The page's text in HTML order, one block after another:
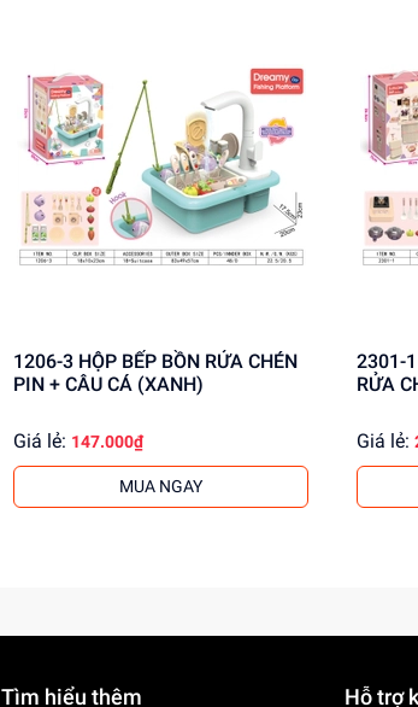
1206-3 HỘP BẾP BỒN RỬA CHÉN
PIN + CÂU CÁ (XANH)
Giá lẻ: 147.000₫
MUA NGAY
2301-1 HỘP KỆ BẾP GAS PIN BỒN
RỬA
Giá lẻ:
Tìm hiểu thêm Hỗ trợ